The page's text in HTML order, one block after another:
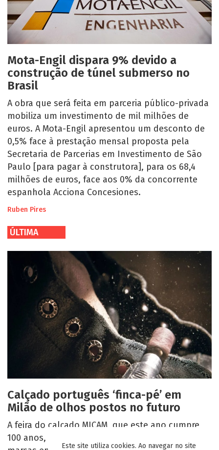
Este site utiliza cookies. Ao navegar no site
Mota-Engil dispara 9% devido a
construção de túnel submerso no
Brasil
A obra que será feita em parceria público-privada
mobiliza um investimento de mil milhões de
euros. A Mota-Engil apresentou um desconto de
0,5% face à prestação mensal proposta pela
Secretaria de Parcerias em Investimento de São
Paulo [para pagar à construtora], para os 68,4
milhões de euros, face aos 0% da concorrente
espanhola Acciona Concesiones.
Ruben Pires
ÚLTIMA
Calçado português ‘finca-pé’ em
Milão de olhos postos no futuro
A feira do calçado MICAM, que este ano cumpre
100 anos, abriu no domingo, com mais de 1.000